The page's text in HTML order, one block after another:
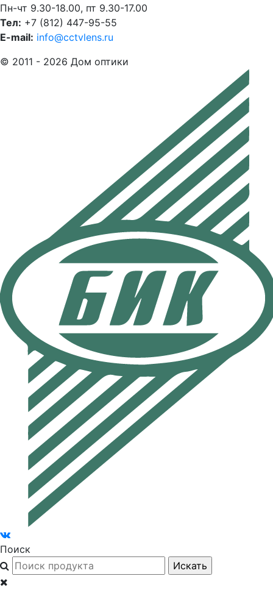
Пн-чт 9.30-18.00, пт 9.30-17.00
Тел: +7 (812) 447-95-55
E-mail: info@cctvlens.ru
© 2011 - 2026 Дом оптики
Поиск